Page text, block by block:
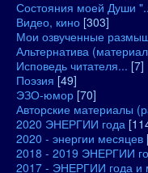
Состояния моей Души
Видео, кино [303]
Мои озвученные
Альтернатива
Исповедь читателя... [7]
Поэзия [49]
ЭЗО-юмор [70]
Авторские материалы
2020 ЭНЕРГИИ года
2020 - энергии месяцев
2018 - 2019 ЭНЕРГИИ
2017 - ЭНЕРГИИ года и